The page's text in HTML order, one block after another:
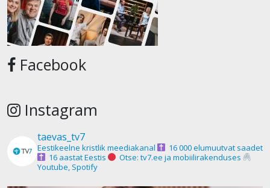
Facebook
Instagram
taevas_tv7
Eestikeelne kristlik meediakanal
16 000 elumuutvat saadet
16 aastat Eestis
Otse: tv7.ee ja mobiilirakenduses
Youtube, Spotify